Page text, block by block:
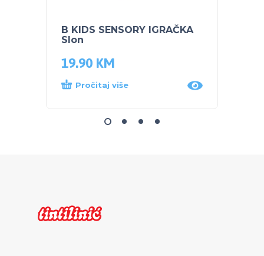
B KIDS SENSORY IGRAČKA
Slon
19.90 KM
Pročitaj više